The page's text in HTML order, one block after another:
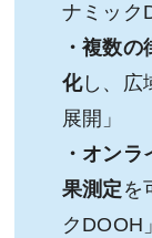
ナミック
・複数
化し、広
展開」
・オン
果測定 を
クDOOH」